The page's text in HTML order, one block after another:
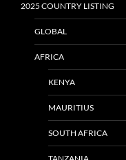
2025 COUNTRY LISTING
GLOBAL
AFRICA
KENYA
MAURITIUS
SOUTH AFRICA